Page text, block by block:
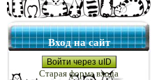
Вход на сайт
Войти через uID
Старая форма входа